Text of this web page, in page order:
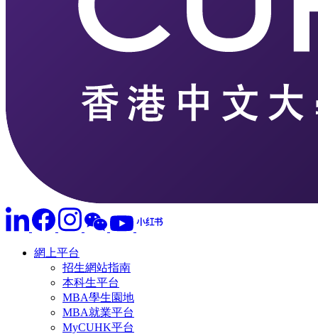
網上平台
招生網站指南
本科生平台
MBA學生園地
MBA就業平台
MyCUHK平台